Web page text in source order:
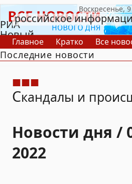
РИА
Новый
День
российское
Главное Кратко Все
В России
В мире
Последние новости
Скандалы и
Новости дня /
2022